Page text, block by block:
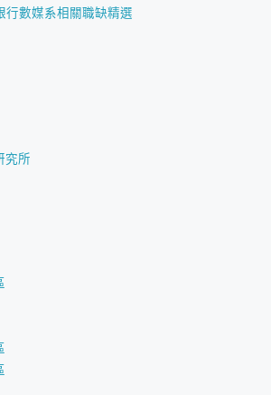
行數媒系相關職缺精選
究所